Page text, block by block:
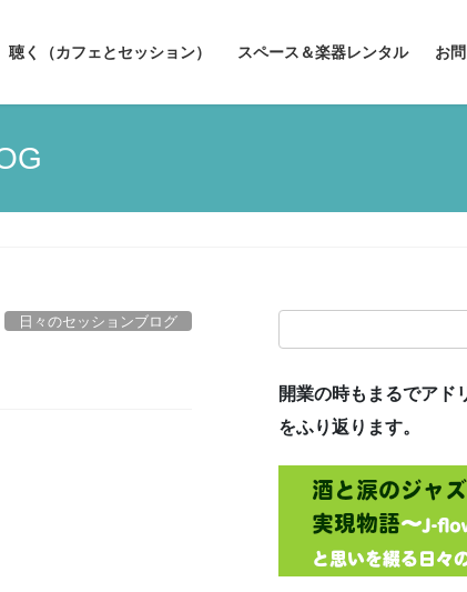
聴く（カフェとセッション） スペース＆楽器レンタル お
日々のセッションブログ
開業の時もまるでアド
をふり返ります。